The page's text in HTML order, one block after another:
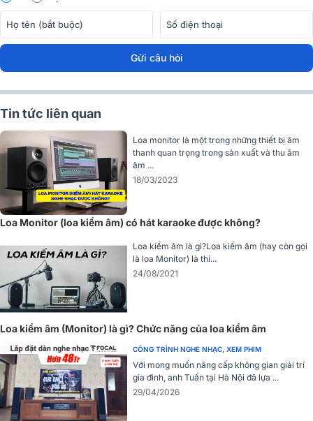
Loa Yamaha DHR12M sở hữu hệ thống 2 loa
một loa bass 30cm mang đến âm trầm mạnh mẽ, rõ nét, không bị
méo âm méo tiếng và loa treble 4.45cm cho dải trung và cao thanh
không gian nâng cao độ rõ nét và độ phản hồi mượt mà, vô cùng
thích hợp để đảm nhận vai trò monitor trong các ứng dụng biểu diễn
chuyên nghiệp.
Hiệu suất vận hành nổi bật
Là mẫu loa active tích hợp bộ khuếch đạiclass Dhiệu suất vượt trội,
có khả năng tạo ra mức công suất ấn tượng tới 1000W,
RMSlà 465W cùng bộ xử lý DSP hiệu suất cao kết hợp với cấu tạo
ván ép tương tự như với dòng DZR cao cấp của Yamaha không chỉ
mang đến chất âm tuyệt vời mà còn là sự bền bỉ vượt trội.
Độ nhạy 129dB tương đối cao, tái tạo từng giai điệu rõ nét và sinh
Gửi câu hỏi
Tin tức liên quan
Loa monitor là một trong những thiết bị âm
thanh quan trọng trong sản xuất và thu âm
âm ...
18/03/2023
Loa Monitor (loa kiểm âm) có hát karaoke được không?
Loa kiểm âm là gì?Loa kiểm âm (hay còn gọi
là loa Monitor) là thi...
24/08/2021
Loa kiểm âm (Monitor) là gì? Chức năng của loa kiểm âm
CÔNG TRÌNH NGHE NHẠC, XEM PHIM
Với mong muốn nâng cấp không gian giải trí
gia đình, anh Tuấn tại Hà Nội đã lựa ...
29/04/2026